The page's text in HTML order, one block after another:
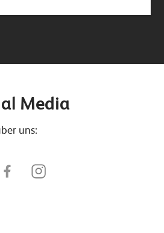
Media
uns: